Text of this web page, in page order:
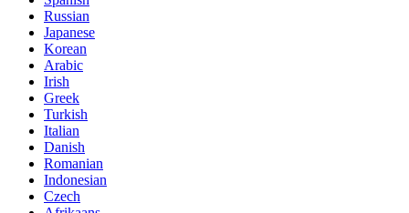
Russian
Japanese
Korean
Arabic
Irish
Greek
Turkish
Italian
Danish
Romanian
Indonesian
Czech